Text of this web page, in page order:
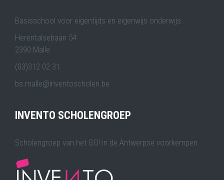
Basisschool voor eigentijds en eigenwijs onderwijs.
Herentalsebaan 54
2390 Malle
(03)312 02 31
bs.malle@inventoscholen.be
INVENTO SCHOLENGROEP
Scholengroep van het GO! in de Antwerpse voorkempen